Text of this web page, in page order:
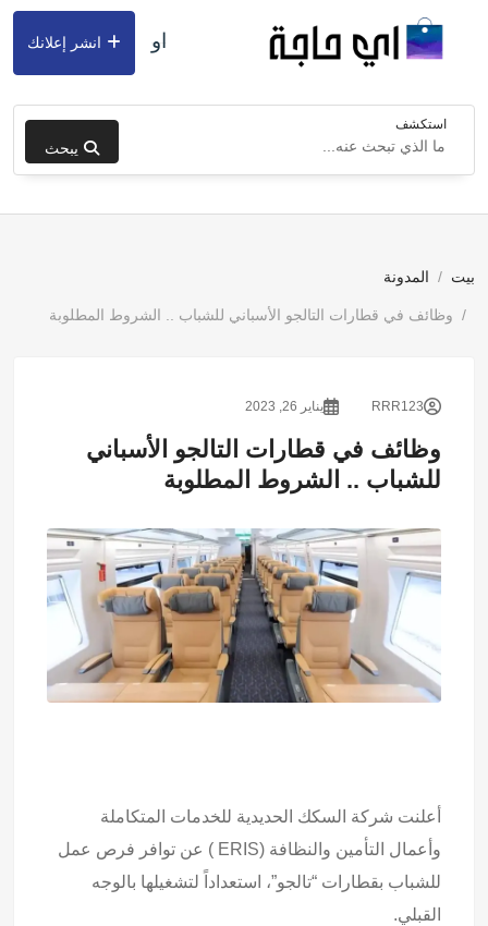
استكشف
يبحث
او انشر إعلانك
بيت المدونة
وظائف في قطارات التالجو الأسباني للشباب .. الشروط المطلوبة
RRR123 يناير 26, 2023
وظائف في قطارات التالجو الأسباني
للشباب .. الشروط المطلوبة
أعلنت شركة السكك الحديدية للخدمات المتكاملة
وأعمال التأمين والنظافة (ERIS ) عن توافر فرص عمل
للشباب بقطارات “تالجو”، استعداداً لتشغيلها بالوجه
القبلي.